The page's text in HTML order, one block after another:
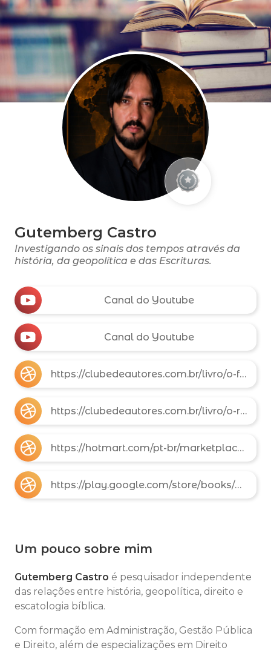
Gutemberg Castro
Investigando os sinais dos tempos através da
história, da geopolítica e das Escrituras.
Canal do Youtube
Canal do Youtube
https://clubedeautores.com.br/livro/o-ferro-e-o-barro-o-legado-imperial-de-roma-e-a-ascensao-dos-estados-unidos
https://clubedeautores.com.br/livro/o-rugido-das-eras-o-despertar-das-bestas-e-a-orde-m-final
https://hotmart.com/pt-br/marketplace/produtos/colecao-de-livros-digitais-sobre-teologia-referencia-biblica-geografia-e-historia-estudo-biblico-escatologia/R106358209A
https://play.google.com/store/books/details?id=JSnrEQAAQBAJ
Um pouco sobre mim
Gutemberg Castro é pesquisador independente
das relações entre história, geopolítica, direito e
escatologia bíblica.
Com formação em Administração, Gestão Pública
e Direito, além de especializações em Direito